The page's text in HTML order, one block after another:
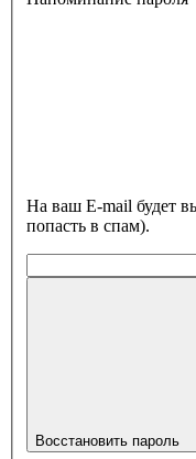
На ваш E-mail будет
попасть в спам).
Восстановить пароль